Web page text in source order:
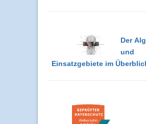
Der
und
Einsatzgebiete im